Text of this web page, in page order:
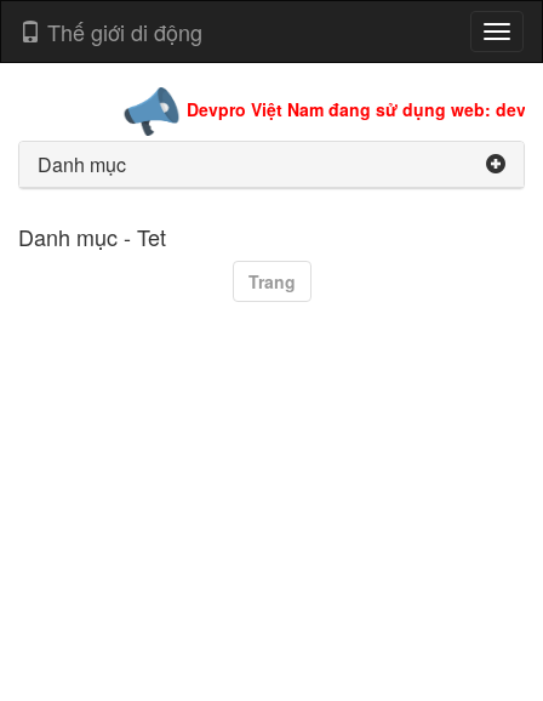
Thế giới di động
Devpro Việt Nam đang sử dụng web:
Danh mục
Danh mục - Tet
Trang